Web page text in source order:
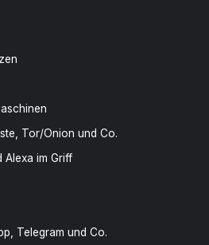
Tor/Onion und Co.
Alexa im Griff
Telegram und Co.